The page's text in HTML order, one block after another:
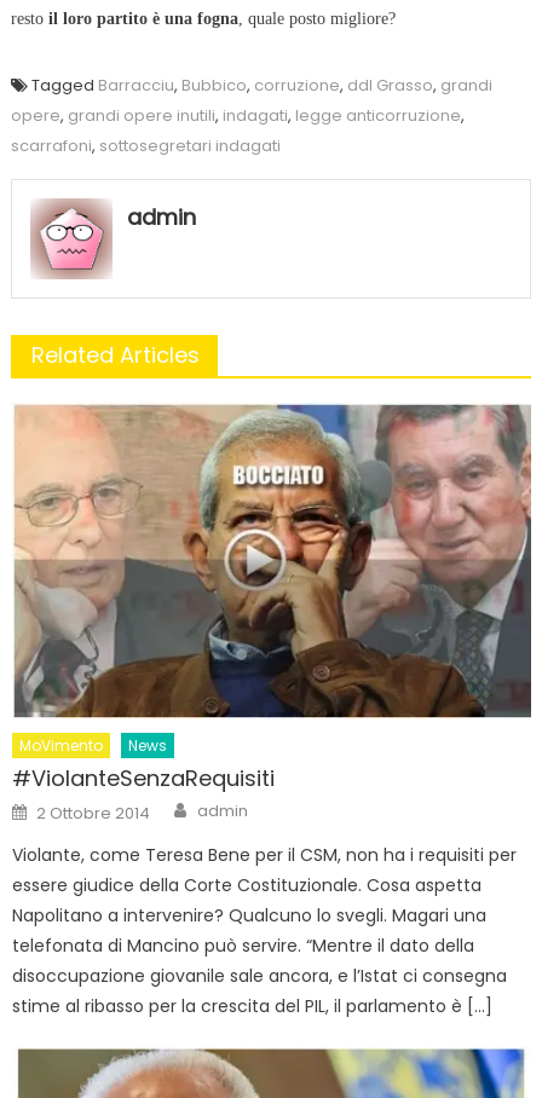
resto il loro partito è una fogna, quale posto migliore?
Tagged Barracciu, Bubbico, corruzione, ddl Grasso, grandi
opere, grandi opere inutili, indagati, legge anticorruzione,
scarrafoni, sottosegretari indagati
admin
Related Articles
MoVimento News
#ViolanteSenzaRequisiti
Posted
on
2 Ottobre 2014 Author
admin
Violante, come Teresa Bene per il CSM, non ha i requisiti per
essere giudice della Corte Costituzionale. Cosa aspetta
Napolitano a intervenire? Qualcuno lo svegli. Magari una
telefonata di Mancino può servire. “Mentre il dato della
disoccupazione giovanile sale ancora, e l’Istat ci consegna
stime al ribasso per la crescita del PIL, il parlamento è […]